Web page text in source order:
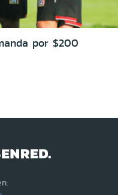
por $200